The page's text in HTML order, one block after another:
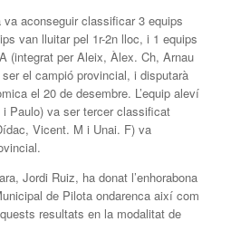
va aconseguir classificar 3 equips
van lluitar pel 1r-2n lloc, i 1 equips
(integrat per Aleix, Àlex. Ch, Arnau
el campió provincial, i disputarà
el 20 de desembre. L’equip aleví
Paulo) va ser tercer classificat
Vicent. M i Unai. F) va
Jordi Ruiz, ha donat l’enhorabona
de Pilota ondarenca així com
resultats en la modalitat de